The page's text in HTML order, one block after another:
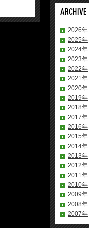
2026年
2025年
2024年
2023年
2022年
2021年
2020年
2019年
2018年
2017年
2016年
2015年
2014年
2013年
2012年
2011年
2010年
2009年
2008年
2007年